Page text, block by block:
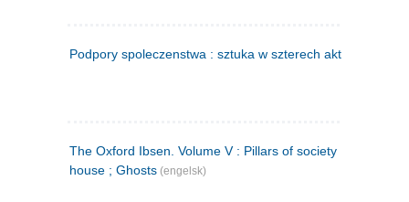
Podpory spoleczenstwa : sztuka w szterech aktach
The Oxford Ibsen. Volume V : Pillars of society ; A doll's
house ; Ghosts (engelsk)